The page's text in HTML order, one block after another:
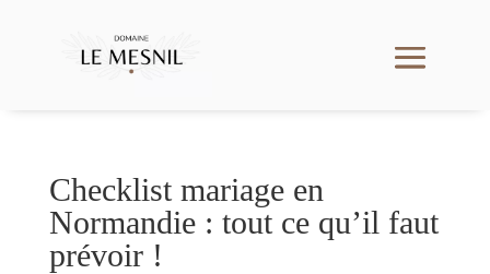
Checklist mariage en
Normandie : tout ce qu’il faut
prévoir !